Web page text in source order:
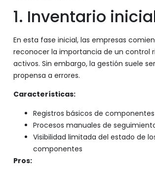
1. Inventario
En esta fase inicial, las empresas
reconocer la importancia de un control
activos. Sin embargo, la gestión suele
propensa a errores.
Características:
Registros básicos de componentes
Procesos manuales de
Visibilidad limitada del estado de
componentes
Pros: